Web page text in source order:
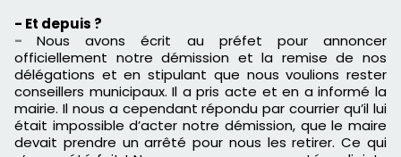
- Et depuis ?
-Nous avons écrit au préfet pour annoncer
officiellement notre démission et la remise de nos
délégations et en stipulant que nous voulions rester
conseillers municipaux. Il a pris acte et en a informé la
mairie. Il nous a cependant répondu par courrier qu’il lui
était impossible d’acter notre démission, que le maire
devait prendre unarrêté pour nous les retirer. Ce qui